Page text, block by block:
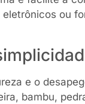
ou
e o
bambu,